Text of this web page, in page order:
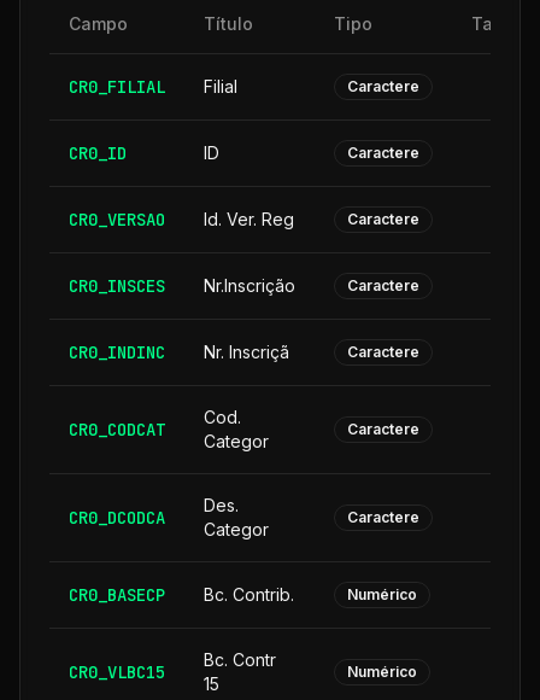
Campo Título Tipo
CR0_FILIAL Filial Caractere
CR0_ID ID Caractere
CR0_VERSAO Id. Ver. Reg Caractere
CR0_INSCES Nr.Inscrição Caractere
CR0_INDINC Nr. Inscriçã Caractere
CR0_CODCAT
Cod.
Categor
Caractere
CR0_DCODCA
Des.
Categor
Caractere
CR0_BASECP Bc. Contrib. Numérico
CR0_VLBC15
Bc. Contr
15
Numérico